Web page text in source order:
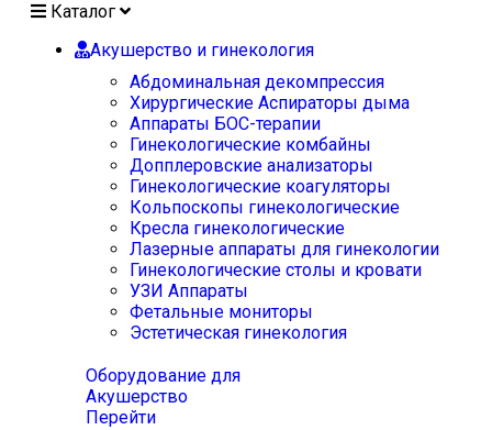
Каталог
Акушерство и гинекология
Абдоминальная декомпрессия
Хирургические Аспираторы дыма
Аппараты БОС-терапии
Гинекологические комбайны
Допплеровские анализаторы
Гинекологические коагуляторы
Кольпоскопы гинекологические
Кресла гинекологические
Лазерные аппараты для гинекологии
Гинекологические столы и кровати
УЗИ Аппараты
Фетальные мониторы
Эстетическая гинекология
Оборудование для
Акушерство
Перейти